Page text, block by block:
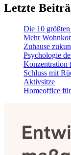
Letzte
Die 10
Mehr
Zuhause
Psychologie
Konzentration
Schluss mit
Aktivsitze
Homeoffice